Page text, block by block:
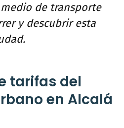
de transporte
y descubrir esta
tarifas del
en Alcalá